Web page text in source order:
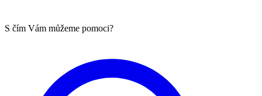
S čím Vám můžeme pomoci?